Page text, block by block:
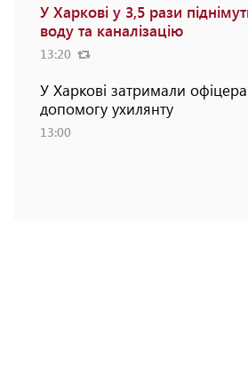
У Харкові у 3,5 рази
воду та каналізацію
13:20
У Харкові затримали офіцера
допомогу ухилянту
13:00